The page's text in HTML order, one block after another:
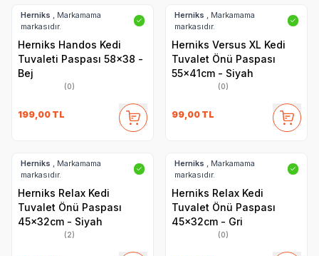
Herniks
, Markamama
markasıdır.
✓
Herniks Handos Kedi
Tuvaleti Paspası 58x38 -
Bej
(0)
199,00 TL
Herniks
, Markamama
markasıdır.
✓
Herniks Versus XL Kedi
Tuvalet Önü Paspası
55x41cm - Siyah
(0)
99,00 TL
Herniks
, Markamama
markasıdır.
✓
Herniks Relax Kedi
Tuvalet Önü Paspası
45x32cm - Siyah
(2)
Herniks
, Markamama
markasıdır.
✓
Herniks Relax Kedi
Tuvalet Önü Paspası
45x32cm - Gri
(0)